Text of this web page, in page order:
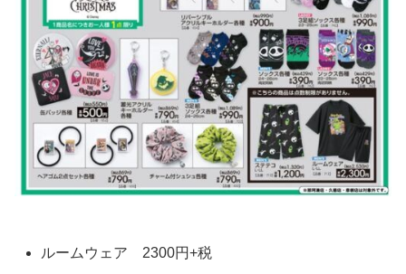
ルームウェア 2300円+税